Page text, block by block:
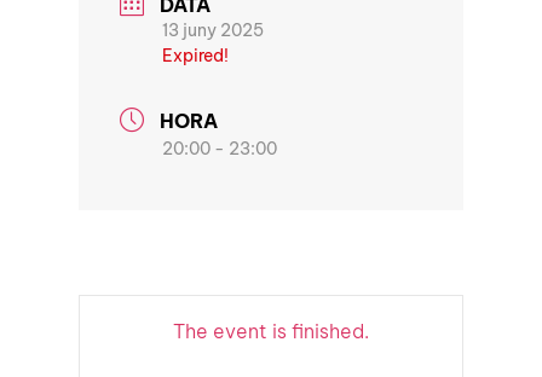
DATA
13 juny 2025
Expired!
HORA
20:00 - 23:00
The event is finished.